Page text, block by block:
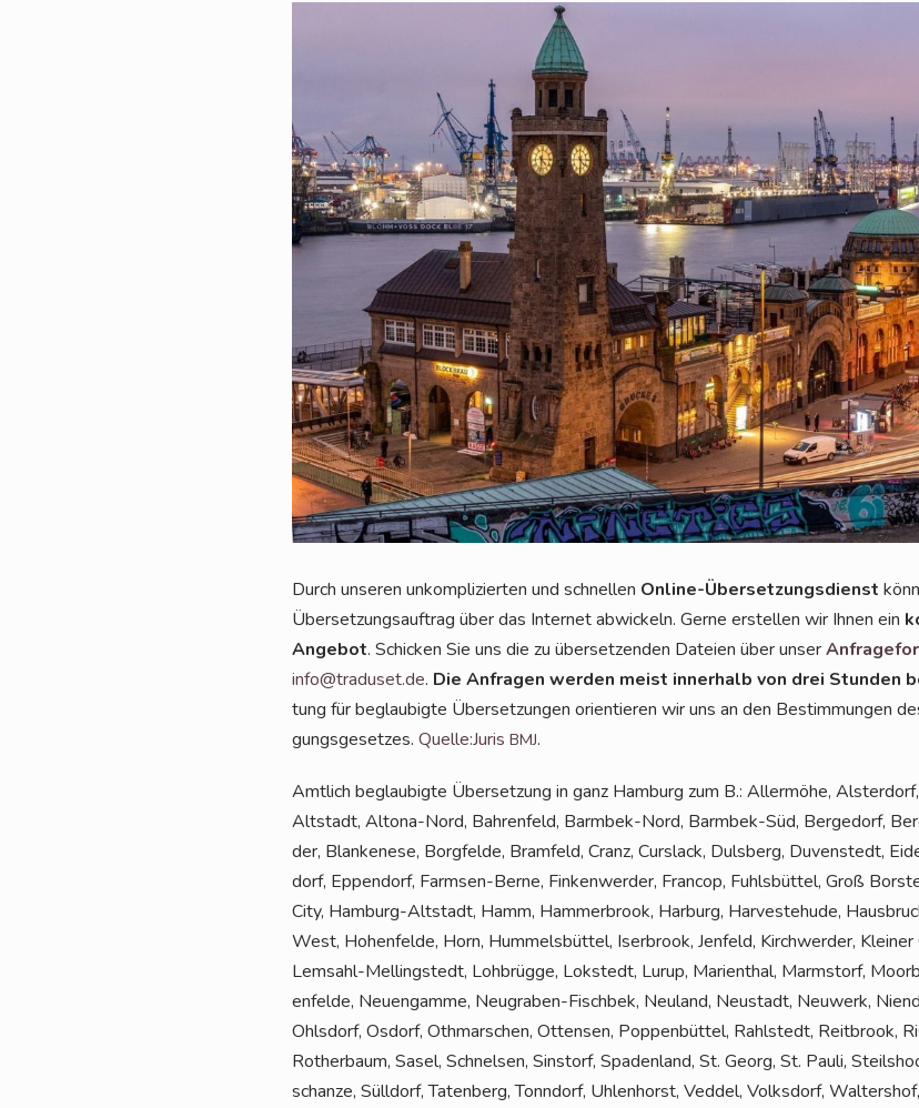
Durch unse­ren unkom­pli­zier­ten und schnel­len Online-Über­set­zungs­dienst
Über­set­zungs­auf­trag über das Inter­net abwi­ckeln. Ger­ne erstel­len wir Ihnen ein
Ange­bot. Schi­cken Sie uns die zu über­set­zen­den Datei­en über unser
info@traduset.de. Die Anfra­gen wer­den meist inner­halb von drei Stun­den
tung für beglau­big­te Über­set­zun­gen ori­en­tie­ren wir uns an den Bestim­mun­gen
gungs­ge­set­zes. Quelle:Juris BMJ.
Amt­lich beglau­big­te Über­set­zung in ganz Ham­burg zum B.: Aller­mö­he,
Alt­stadt, Alto­na-Nord, Bah­ren­feld, Barm­bek-Nord, Barm­bek-Süd, Ber­ge­dorf,
der, Blan­ke­ne­se, Borg­fel­de, Bramfeld, Cranz, Curs­lack, Duls­berg, Duven­stedt,
dorf, Eppen­dorf, Farm­sen-Ber­ne, Fin­ken­wer­der, Fran­cop, Fuhls­büt­tel, Groß
Ci­ty, Ham­burg-Alt­stadt, Hamm, Ham­mer­brook, Har­burg, Har­ve­ste­hu­de,
West, Hohen­fel­de, Horn, Hum­mels­büt­tel, Iser­brook, Jen­feld, Kirch­wer­der, Klei­ner
Lem­sahl-Mel­ling­s­tedt, Loh­brüg­ge, Lok­stedt, Lurup, Mari­en­thal, Marmstorf,
en­fel­de, Neu­en­gam­me, Neu­gra­ben-Fisch­bek, Neu­land, Neu­stadt, Neu­werk,
Ohls­dorf, Osdorf, Oth­mar­schen, Otten­sen, Pop­pen­büt­tel, Rahl­stedt, Reit­brook,
Rother­baum, Sasel, Schnel­sen, Sinstorf, Spa­den­land, St. Georg, St. Pau­li,
schan­ze, Süll­dorf, Taten­berg, Tonn­dorf, Uhlen­horst, Ved­del, Volks­dorf,